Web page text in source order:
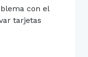
con el
tarjetas